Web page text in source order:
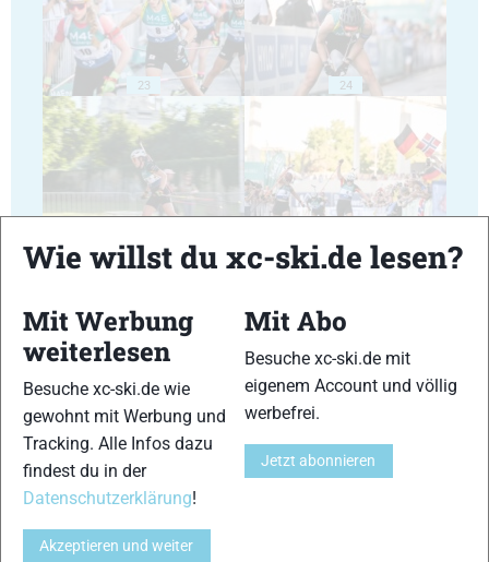
23 24
25 26
27
Wie willst du xc-ski.de lesen?
Mit Werbung
weiterlesen
Besuche xc-ski.de wie
gewohnt mit Werbung und
Tracking. Alle Infos dazu
findest du in der
Datenschutzerklärung!
Akzeptieren und weiter
Mit Abo
Besuche xc-ski.de mit
eigenem Account und völlig
werbefrei.
Jetzt abonnieren